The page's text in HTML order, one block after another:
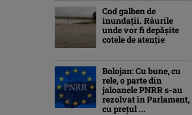
Cod galben de
inundații. Râurile
unde vor fi depășite
cotele de atenţie
Bolojan: Cu bune, cu
rele, o parte din
jaloanele PNRR s-au
rezolvat în Parlament,
cu preţul ...